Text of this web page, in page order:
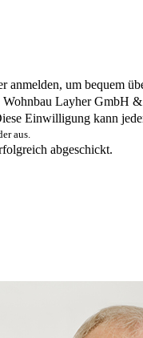
anmelden, um bequem
Layher GmbH
Einwilligung kann
aus.
abgeschickt.